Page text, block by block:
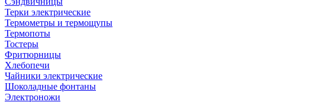
Терки электрические
Термометры и термощупы
Термопоты
Тостеры
Фритюрницы
Хлебопечи
Чайники электрические
Шоколадные фонтаны
Электроножи